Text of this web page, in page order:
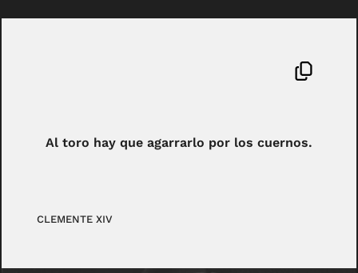
Al toro hay que agarrarlo por los cuernos.
CLEMENTE XIV